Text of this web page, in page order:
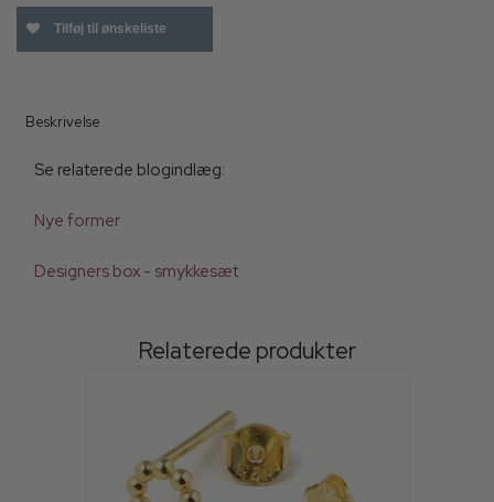
Tilføj til ønskeliste
Beskrivelse
Se relaterede blogindlæg:
Nye former
Designers box - smykkesæt
Relaterede produkter